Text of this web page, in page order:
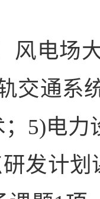
风电场
交通系
5)电
发计